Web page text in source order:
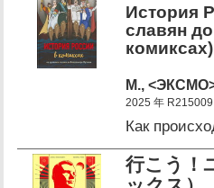
История
славян
комиксах)
М.,
2025 年 R215009
Как
行こう！